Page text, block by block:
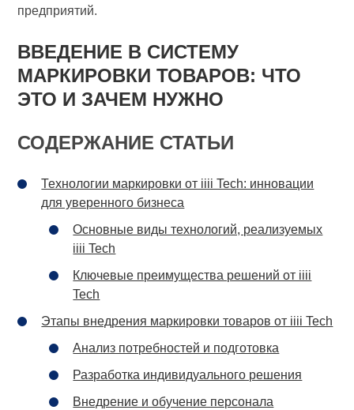
предприятий.
ВВЕДЕНИЕ В СИСТЕМУ
МАРКИРОВКИ ТОВАРОВ: ЧТО
ЭТО И ЗАЧЕМ НУЖНО
СОДЕРЖАНИЕ СТАТЬИ
Технологии маркировки от iiii Tech: инновации
для уверенного бизнеса
Основные виды технологий, реализуемых
iiii Tech
Ключевые преимущества решений от iiii
Tech
Этапы внедрения маркировки товаров от iiii Tech
Анализ потребностей и подготовка
Разработка индивидуального решения
Внедрение и обучение персонала